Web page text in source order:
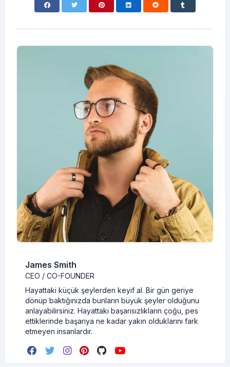
James Smith
CEO / CO-FOUNDER
Hayattaki küçük şeylerden keyif al. Bir gün geriye
dönüp baktığınızda bunların büyük şeyler olduğunu
anlayabilirsiniz. Hayattaki başarısızlıkların çoğu, pes
ettiklerinde başarıya ne kadar yakın olduklarını fark
etmeyen insanlardır.